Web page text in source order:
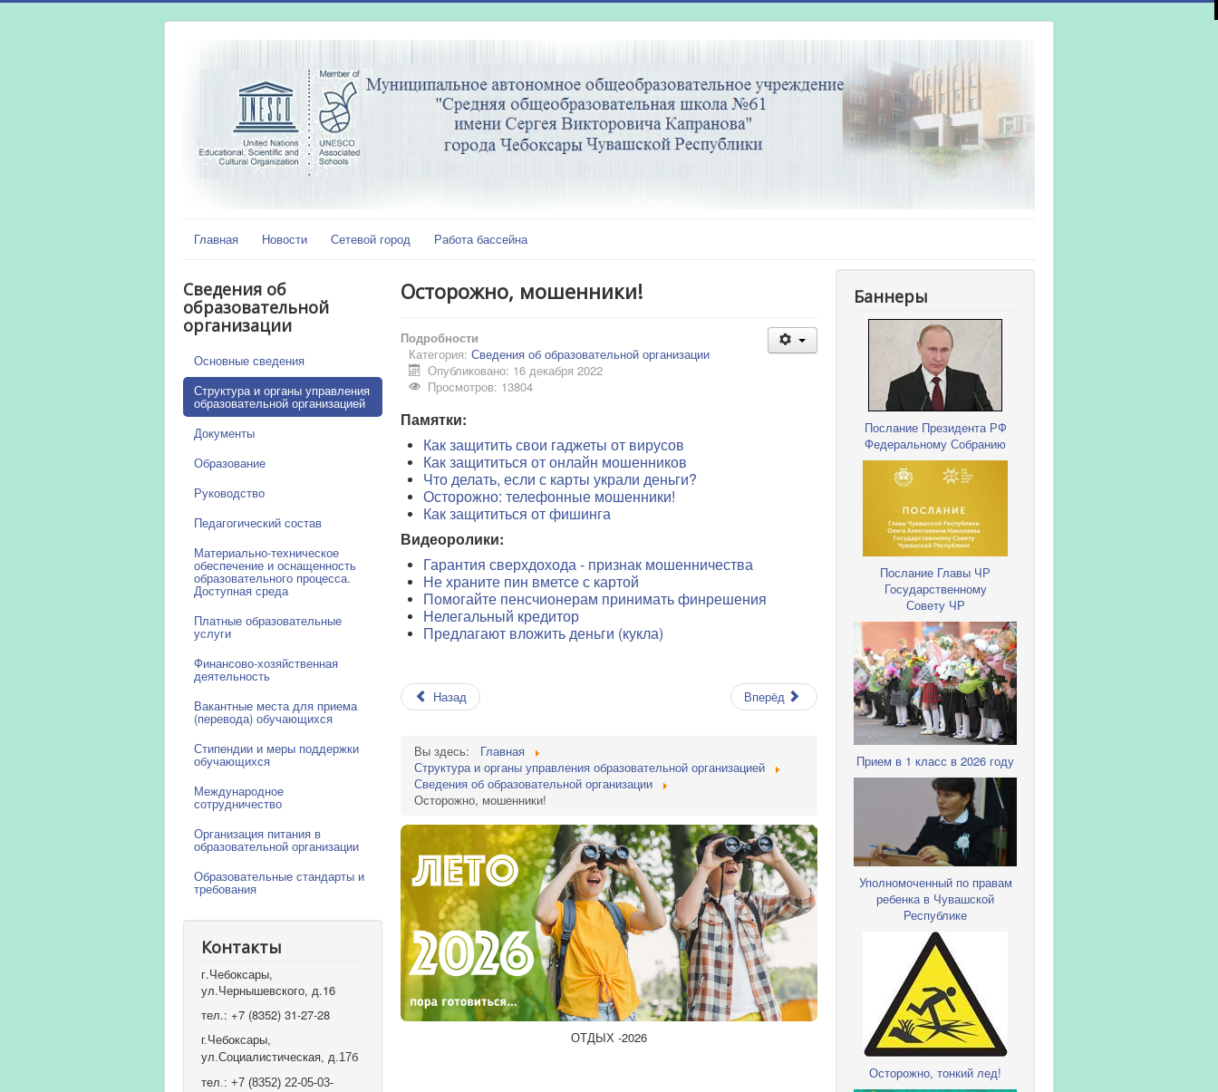
Главная Новости Сетевой город Работа бассейна
Сведения об
образовательной
организации
Основные сведения
Структура и органы управления
образовательной организацией
Документы
Образование
Руководство
Педагогический состав
Материально-техническое
обеспечение и оснащенность
образовательного процесса.
Доступная среда
Платные образовательные
услуги
Финансово-хозяйственная
деятельность
Вакантные места для приема
(перевода) обучающихся
Стипендии и меры поддержки
обучающихся
Международное
сотрудничество
Организация питания в
образовательной организации
Образовательные стандарты и
требования
Контакты
г.Чебоксары,
ул.Чернышевского, д.16
тел.: +7 (8352) 31-27-28
г.Чебоксары,
ул.Социалистическая, д.17б
тел.: +7 (8352) 22-05-03-
Осторожно, мошенники!
Подробности
Категория: Сведения об образовательной организации
Опубликовано: 16 декабря 2022
Просмотров: 13804
Памятки:
Как защитить свои гаджеты от вирусов
Как защититься от онлайн мошенников
Что делать, если с карты украли деньги?
Осторожно: телефонные мошенники!
Как защититься от фишинга
Видеоролики:
Гарантия сверхдохода - признак мошенничества
Не храните пин вметсе с картой
Помогайте пенсчионерам принимать финрешения
Нелегальный кредитор
Предлагают вложить деньги (кукла)
Назад Вперёд
Вы здесь:
Главная
Структура и органы управления образовательной организацией
Сведения об образовательной организации
Осторожно, мошенники!
ОТДЫХ -2026
Баннеры
Послание Президента РФ
Федеральному Собранию
Послание Главы ЧР
Государственному
Совету ЧР
Прием в 1 класс в 2026 году
Уполномоченный по правам
ребенка в Чувашской
Республике
Осторожно, тонкий лед!